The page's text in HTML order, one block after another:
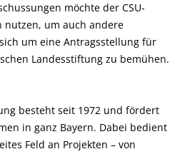
möchte der CSU-
nutzen, um auch andere
um eine Antragsstellung für
Landesstiftung zu bemühen.
besteht seit 1972 und fördert
in ganz Bayern. Dabei bedient
Feld an Projekten – von